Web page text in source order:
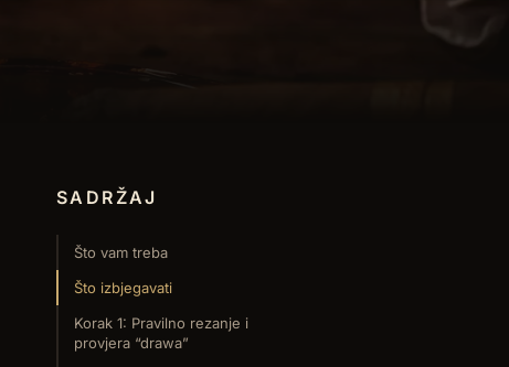
SADRŽAJ
Što vam treba
Što izbjegavati
Korak 1: Pravilno rezanje i
provjera “drawa”